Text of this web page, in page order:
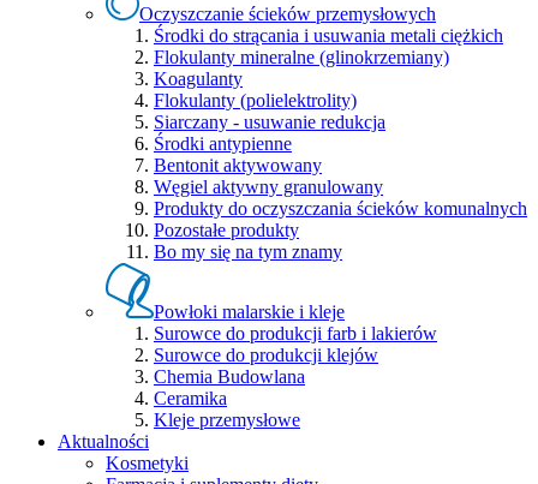
Oczyszczanie ścieków przemysłowych
Środki do strącania i usuwania metali ciężkich
Flokulanty mineralne (glinokrzemiany)
Koagulanty
Flokulanty (polielektrolity)
Siarczany - usuwanie redukcja
Środki antypienne
Bentonit aktywowany
Węgiel aktywny granulowany
Produkty do oczyszczania ścieków komunalnych
Pozostałe produkty
Bo my się na tym znamy
Powłoki malarskie i kleje
Surowce do produkcji farb i lakierów
Surowce do produkcji klejów
Chemia Budowlana
Ceramika
Kleje przemysłowe
Aktualności
Kosmetyki